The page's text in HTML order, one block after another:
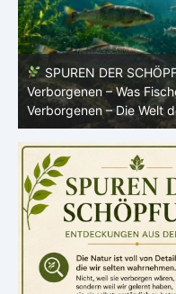
SPUREN DER
Verborgenen – Warum
Verborgenen – Die Welt